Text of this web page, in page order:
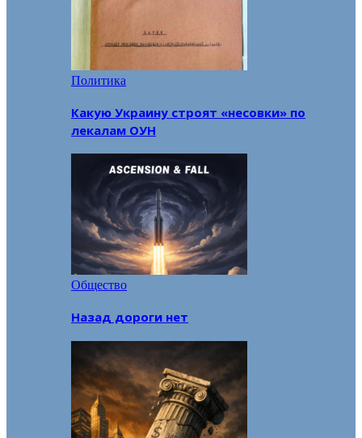
Политика
Какую Украину строят «несовки» по
лекалам ОУН
Общество
Назад дороги нет